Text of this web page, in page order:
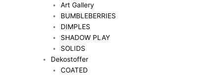
Art Gallery
BUMBLEBERRIES
DIMPLES
SHADOW PLAY
SOLIDS
Dekostoffer
COATED